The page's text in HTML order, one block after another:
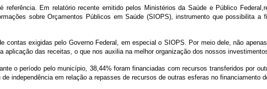
Em relatório recente emitido pelos Ministérios da Saúde e Público
sobre Orçamentos Públicos em Saúde (SIOPS), instrumento que possibilita a
exigidas pelo Governo Federal, em especial o SIOPS. Por meio dele, não
das receitas, o que nos auxilia na melhor organização dos nossos
o período pelo município, 38,44% foram financiadas com recursos transferidos por
independência em relação a repasses de recursos de outras esferas no financiamento